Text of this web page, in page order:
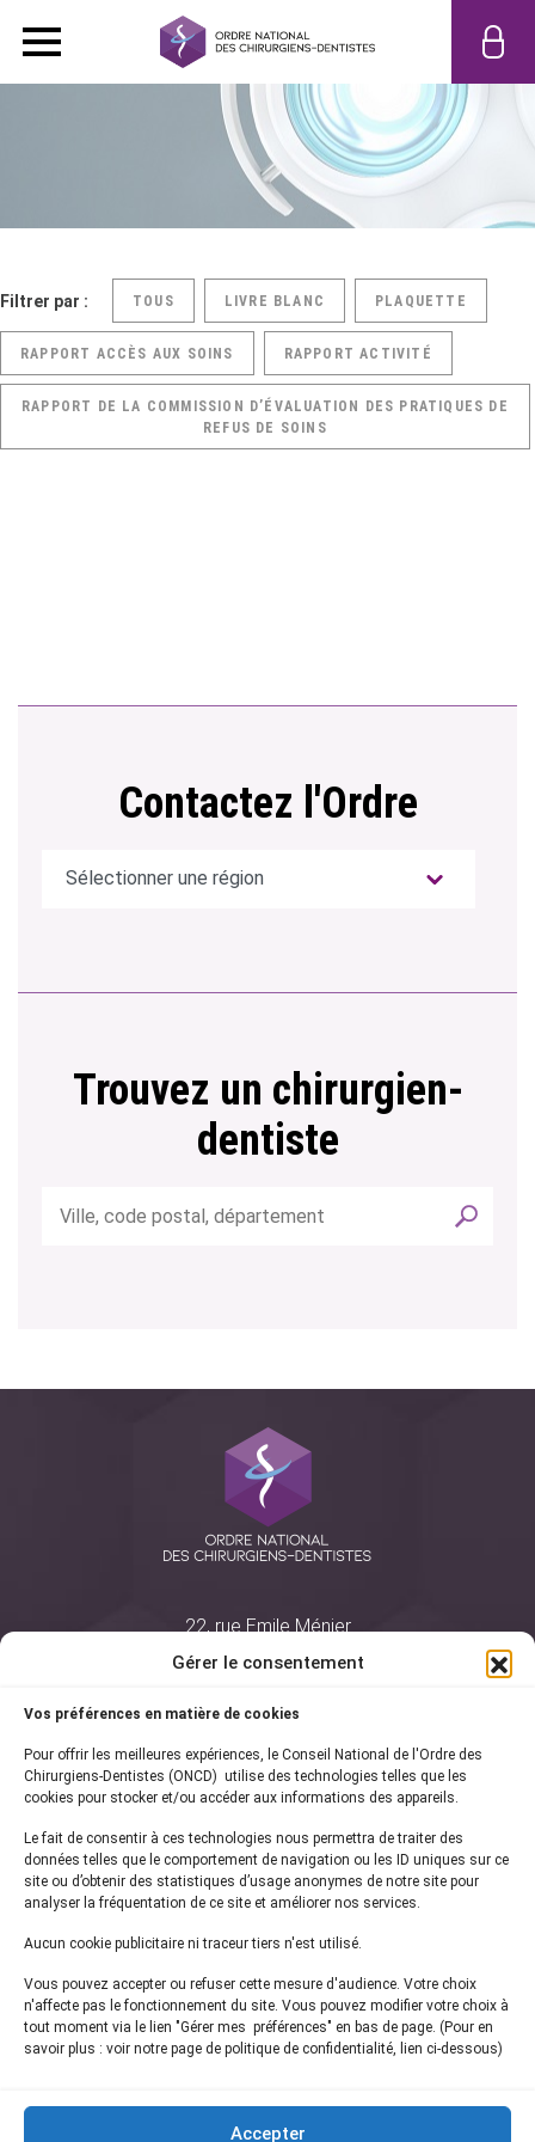
Gérer le consentement
Vos préférences en matière de cookies
Pour offrir les meilleures expériences, le Conseil National de l'Ordre des
Chirurgiens-Dentistes (ONCD) utilise des technologies telles que les
cookies pour stocker et/ou accéder aux informations des appareils.
Le fait de consentir à ces technologies nous permettra de traiter des
données telles que le comportement de navigation ou les ID uniques sur ce
site ou d’obtenir des statistiques d’usage anonymes de notre site pour
analyser la fréquentation de ce site et améliorer nos services.
Aucun cookie publicitaire ni traceur tiers n'est utilisé.
Vous pouvez accepter ou refuser cette mesure d'audience. Votre choix
n'affecte pas le fonctionnement du site. Vous pouvez modifier votre choix à
tout moment via le lien "Gérer mes préférences" en bas de page. (Pour en
savoir plus : voir notre page de politique de confidentialité, lien ci-dessous)
Accepter
Filtrer par : TOUS LIVRE BLANC PLAQUETTE
RAPPORT ACCÈS AUX SOINS RAPPORT ACTIVITÉ
RAPPORT DE LA COMMISSION D’ÉVALUATION DES PRATIQUES DE
REFUS DE SOINS
Contactez l'Ordre
Trouvez un chirurgien-
dentiste
22, rue Emile Ménier
75761 Paris Cedex 16
01 44 34 78 80
courrier@oncd.org
Actualités
Presse
Informations légales
Plan du site
Inscrivez-vous à notrenewsletter